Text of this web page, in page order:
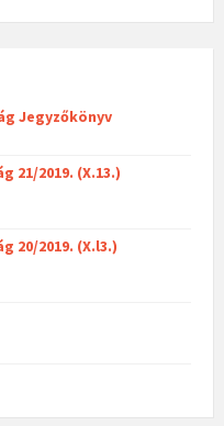
Jegyzőkönyv
21/2019. (X.13.)
20/2019. (X.l3.)